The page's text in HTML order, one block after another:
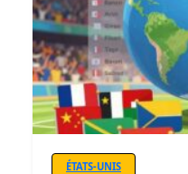
ÉTATS-UNIS